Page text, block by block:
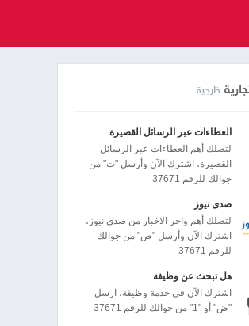
خارجية
العطاءات عبر الرسائل القصيرة
لتصلك أهم العطاءات عبر الرسائل
القصيرة، اشترك الآن وأرسل "ت" من
جوالك للرقم 37671
صدى نيوز
لتصلك أهم واخر الاخبار من صدى نيوز،
اشترك الآن وأرسل "ص" من جوالك
للرقم 37671
هل تبحث عن وظيفة
اشترك الآن في خدمة وظيفة، ارسل
"ض" أو "1" من جوالك للرقم 37671